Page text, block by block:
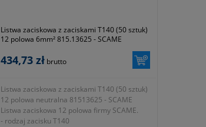
Listwa zaciskowa z zaciskami T140 (50 sztuk)
12 polowa 6mm² 815.13625 - SCAME
434,73 zł brutto
Listwa zaciskowa z zaciskami T140 (50 sztuk)
12 polowa neutralna 81513625 - SCAME
Listwa zaciskowa 12 polowa firmy SCAME.
- rodzaj zacisku T140